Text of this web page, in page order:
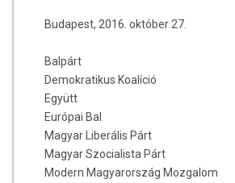
Budapest, 2016. október 27.
Balpárt
Demokratikus Koalíció
Együtt
Európai Bal
Magyar Liberális Párt
Magyar Szocialista Párt
Modern Magyarország Mozgalom